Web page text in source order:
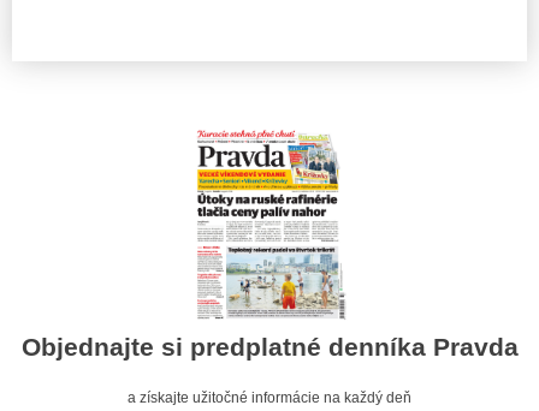
Objednajte si predplatné denníka Pravda
a získajte užitočné informácie na každý deň